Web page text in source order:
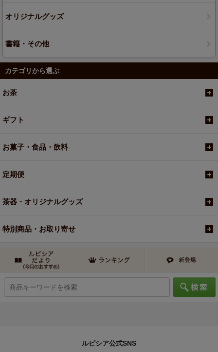
オリジナルグッズ
書籍・その他
カテゴリから選ぶ
お茶
ギフト
お菓子・食品・飲料
定期便
茶器・オリジナルグッズ
特別商品・お取り寄せ
ルピシア公式SNS